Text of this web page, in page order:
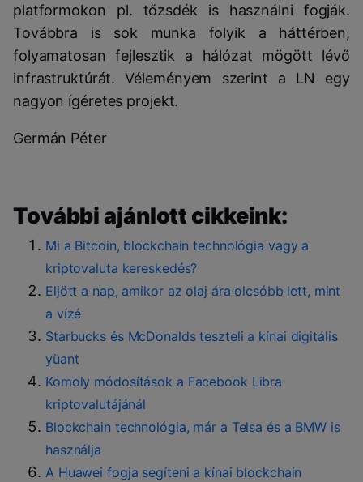
platformokon pl. tőzsdék is használni fogják.
Továbbra is sok munka folyik a háttérben,
folyamatosan fejlesztik a hálózat mögött lévő
infrastruktúrát. Véleményem szerint a LN egy
nagyon ígéretes projekt.
Germán Péter
További ajánlott cikkeink:
Mi a Bitcoin, blockchain technológia vagy a
kriptovaluta kereskedés?
Eljött a nap, amikor az olaj ára olcsóbb lett, mint
a vízé
Starbucks és McDonalds teszteli a kínai digitális
yüant
Komoly módosítások a Facebook Libra
kriptovalutájánál
Blockchain technológia, már a Telsa és a BMW is
használja
A Huawei fogja segíteni a kínai blockchain